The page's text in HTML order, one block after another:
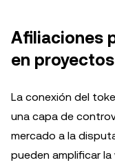
Afiliaciones
en proyectos
La conexión del
una capa de
mercado a la
pueden amplificar